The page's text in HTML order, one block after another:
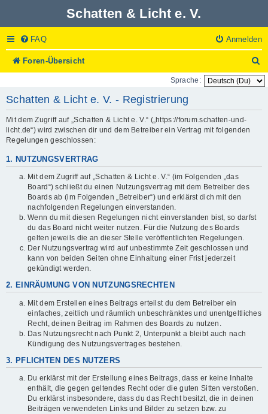
Schatten & Licht e. V.
FAQ Anmelden
Foren-Übersicht
u
c
Sprache:
Schatten & Licht e. V. - Registrierung
Mit dem Zugriff auf „Schatten & Licht e. V.“ („https://forum.schatten-und-
licht.de“) wird zwischen dir und dem Betreiber ein Vertrag mit folgenden
Regelungen geschlossen:
1. NUTZUNGSVERTRAG
Mit dem Zugriff auf „Schatten & Licht e. V.“ (im Folgenden „das
Board“) schließt du einen Nutzungsvertrag mit dem Betreiber des
Boards ab (im Folgenden „Betreiber“) und erklärst dich mit den
nachfolgenden Regelungen einverstanden.
Wenn du mit diesen Regelungen nicht einverstanden bist, so darfst
du das Board nicht weiter nutzen. Für die Nutzung des Boards
gelten jeweils die an dieser Stelle veröffentlichten Regelungen.
Der Nutzungsvertrag wird auf unbestimmte Zeit geschlossen und
kann von beiden Seiten ohne Einhaltung einer Frist jederzeit
gekündigt werden.
2. EINRÄUMUNG VON NUTZUNGSRECHTEN
Mit dem Erstellen eines Beitrags erteilst du dem Betreiber ein
einfaches, zeitlich und räumlich unbeschränktes und unentgeltliches
Recht, deinen Beitrag im Rahmen des Boards zu nutzen.
Das Nutzungsrecht nach Punkt 2, Unterpunkt a bleibt auch nach
Kündigung des Nutzungsvertrages bestehen.
3. PFLICHTEN DES NUTZERS
Du erklärst mit der Erstellung eines Beitrags, dass er keine Inhalte
enthält, die gegen geltendes Recht oder die guten Sitten verstoßen.
Du erklärst insbesondere, dass du das Recht besitzt, die in deinen
Beiträgen verwendeten Links und Bilder zu setzen bzw. zu